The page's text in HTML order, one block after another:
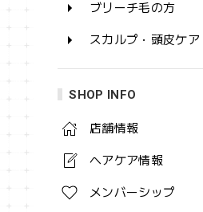
ブリーチ毛の方
スカルプ・頭皮ケア
SHOP INFO
店舗情報
ヘアケア情報
メンバーシップ